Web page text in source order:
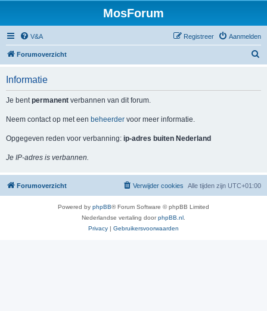
MosForum
V&A Aanmelden
Registreer
Forumoverzicht
Informatie
Je bentpermanent verbannen van dit forum.
Neem contact op met een beheerder voor meer informatie.
Opgegeven reden voor verbanning: ip-adres buiten Nederland
Je IP-adres is verbannen.
Forumoverzicht Alle tijden zijn UTC+01:00
Verwijder cookies
Powered by phpBB® Forum Software © phpBB Limited
Nederlandse vertaling doorphpBB.nl
Privacy | Gebruikersvoorwaarden